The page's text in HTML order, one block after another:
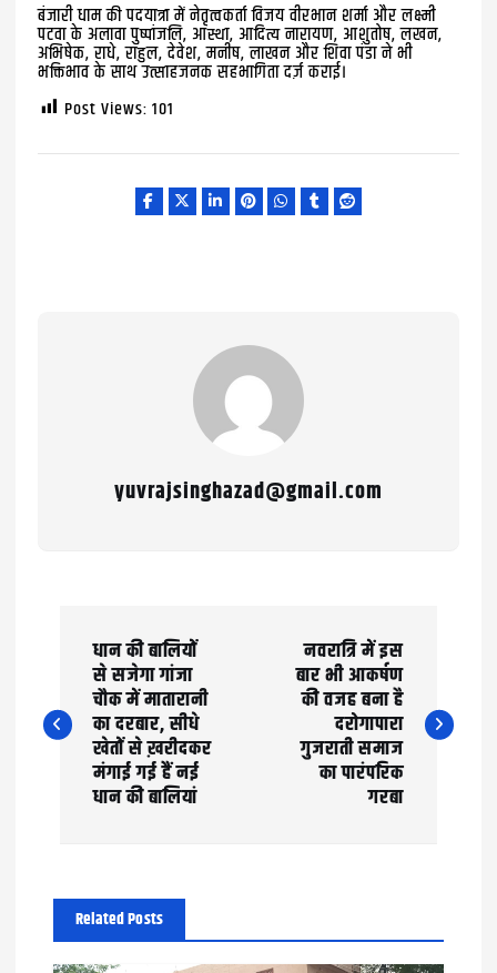
बंजारी धाम की पदयात्रा में नेतृत्वकर्ता विजय वीरभान शर्मा और लक्ष्मी
पटवा के अलावा पुष्पांजलि, आस्था, आदित्य नारायण, आशुतोष, लखन,
अभिषेक, राधे, राहुल, देवेश, मनीष, लाखन और शिवा पंडा ने भी
भक्तिभाव के साथ उत्साहजनक सहभागिता दर्ज़ कराई।
Post Views: 101
yuvrajsinghazad@gmail.com
s
v
धान की बालियों
से सजेगा गांजा
चौक में मातारानी
का दरबार, सीधे
खेतों से ख़रीदकर
मंगाई गई हैं नई
धान की बालियां
नवरात्रि में इस
बार भी आकर्षण
की वजह बना है
दरोगापारा
गुजराती समाज
का पारंपरिक
गरबा
Related Posts